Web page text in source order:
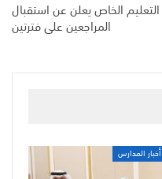
التعليم الخاص يعلن عن استقبال
المراجعين على فترتين
أخبار المدارس